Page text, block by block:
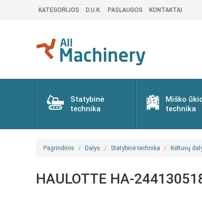
KATEGORIJOS D.U.K. PASLAUGOS KONTAKTAI
Statybinė
technika
Miško
technika
Pagrindinis Dalys Statybinė technika Keltuvų
HAULOTTE HA-